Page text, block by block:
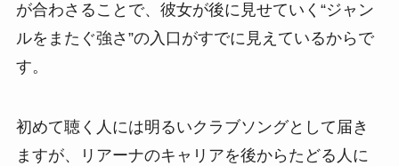
が合わさることで、彼女が後に見せていく“ジャン
ルをまたぐ強さ”の入口がすでに見えているからで
す。
初めて聴く人には明るいクラブソングとして届き
ますが、リアーナのキャリアを後からたどる人に